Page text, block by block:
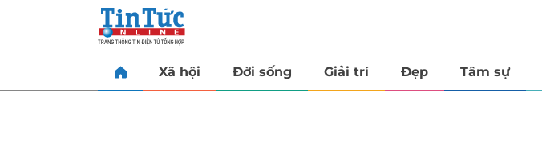
Xã hội Đời sống Giải trí Đẹp Tâm sự